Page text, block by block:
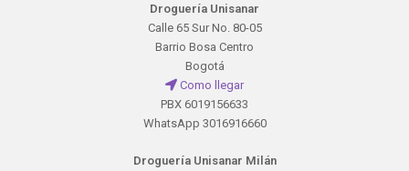
Droguería Unisanar
Calle 65 Sur No. 80-05
Barrio Bosa Centro
Bogotá
Como llegar
PBX 6019156633
WhatsApp 3016916660
Droguería Unisanar Milán